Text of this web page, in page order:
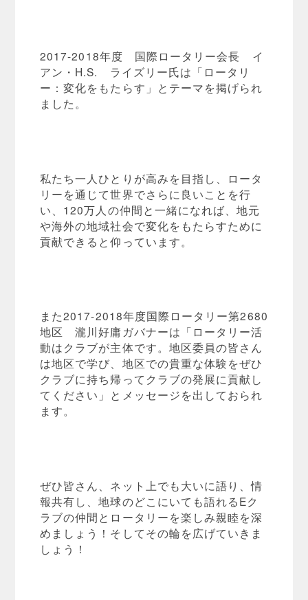
2017-2018年度 国際ロータリー会長 イ
アン・H.S. ライズリー氏は「ロータリ
ー：変化をもたらす」とテーマを掲げられ
ました。
私たち一人ひとりが高みを目指し、ロータ
リーを通じて世界でさらに良いことを行
い、120万人の仲間と一緒になれば、地元
や海外の地域社会で変化をもたらすために
貢献できると仰っています。
また2017-2018年度国際ロータリー第2680
地区 瀧川好庸ガバナーは「ロータリー活
動はクラブが主体です。地区委員の皆さん
は地区で学び、地区での貴重な体験をぜひ
クラブに持ち帰ってクラブの発展に貢献し
てください」とメッセージを出しておられ
ます。
ぜひ皆さん、ネット上でも大いに語り、情
報共有し、地球のどこにいても語れるEク
ラブの仲間とロータリーを楽しみ親睦を深
めましょう！そしてその輪を広げていきま
しょう！